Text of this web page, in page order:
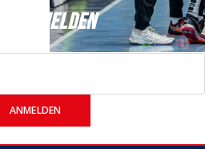
ANMELDEN
ANMELDEN